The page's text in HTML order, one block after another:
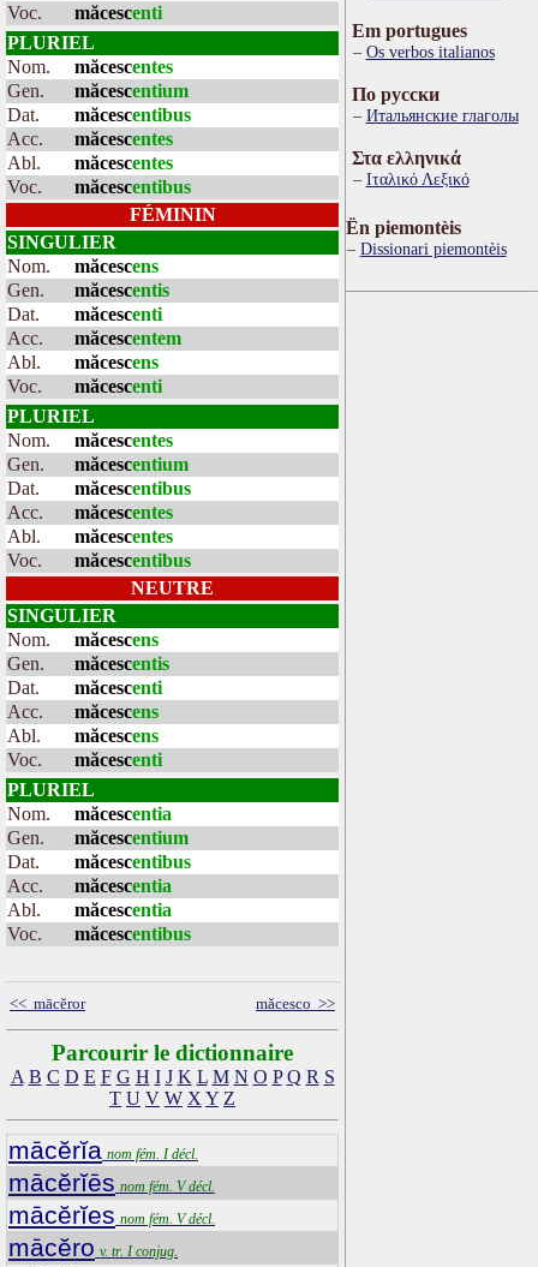
Voc.
măcescenti
PLURIEL
Nom.
măcescentes
Gen.
măcescentium
Dat.
măcescentibus
Acc.
măcescentes
Abl.
măcescentes
Voc.
măcescentibus
FÉMININ
SINGULIER
Nom.
măcescens
Gen.
măcescentis
Dat.
măcescenti
Acc.
măcescentem
Abl.
măcescens
Voc.
măcescenti
PLURIEL
Nom.
măcescentes
Gen.
măcescentium
Dat.
măcescentibus
Acc.
măcescentes
Abl.
măcescentes
Voc.
măcescentibus
NEUTRE
SINGULIER
Nom.
măcescens
Gen.
măcescentis
Dat.
măcescenti
Acc.
măcescens
Abl.
măcescens
Voc.
măcescenti
PLURIEL
Nom.
măcescentia
Gen.
măcescentium
Dat.
măcescentibus
Acc.
măcescentia
Abl.
măcescentia
Voc.
măcescentibus
<< mācĕror măcesco >>
Parcourir le dictionnaire
A B C D E F G H I J K L M N O P Q R S
T U V W X Y Z
mācĕrĭa nom fém. I décl.
mācĕrĭēs nom fém. V décl.
mācĕrĭes nom fém. V décl.
mācĕro v. tr. I conjug.
Em portugues
Os verbos italianos
По русски
Итальянские глаголы
Στα ελληνικά
Ιταλικό Λεξικό
Ën piemontèis
Dissionari piemontèis